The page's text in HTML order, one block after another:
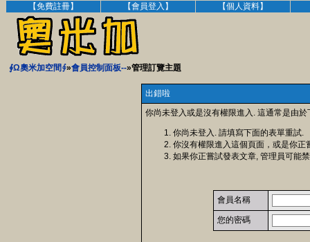
【免費註冊】 【會員登入】 【個人資料】
∮Ω奧米加空間∮»會員控制面板--»管理訂覽主題
出錯啦
你尚未登入或是沒有權限進入. 這通常是由於
你尚未登入. 請填寫下面的表單重試.
你沒有權限進入這個頁面，或是你
如果你正嘗試發表文章, 管理員可能
會員名稱
您的密碼